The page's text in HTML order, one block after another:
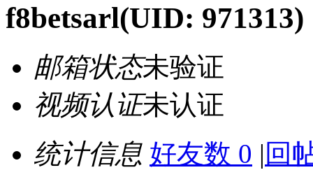
f8betsarl(UID: 971313)
邮箱状态未验证
视频认证未认证
统计信息 好友数 0 | 回